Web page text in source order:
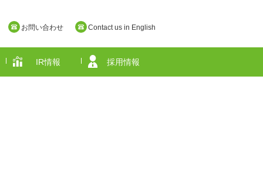
お問い合わせ Contact us in English
IR情報 採用情報